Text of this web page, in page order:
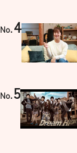
No.4
No.5